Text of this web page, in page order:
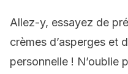
Allez-y, essayez de
crèmes d’asperges et
personnelle ! N’oublie